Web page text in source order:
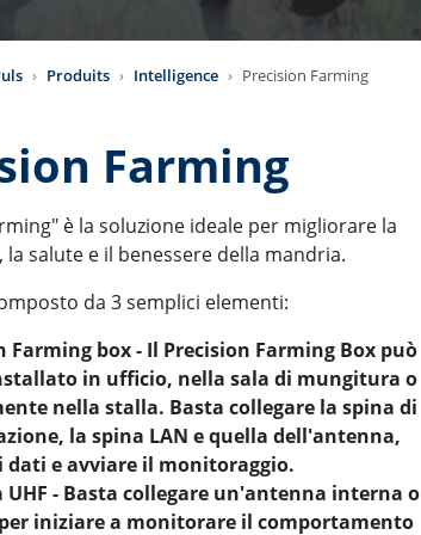
Produits Intelligence Precision Farming
Farming
è la soluzione ideale per migliorare la
salute e il benessere della mandria.
da 3 semplici elementi:
Farming box - Il Precision Farming Box può
in ufficio, nella sala di mungitura o
nella stalla. Basta collegare la spina di
la spina LAN e quella dell'antenna,
dati e avviare il monitoraggio.
UHF - Basta collegare un'antenna interna o
iniziare a monitorare il comportamento